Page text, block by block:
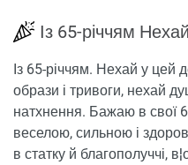
Із 65-річчям
Із 65-річчям. Нехай у цей
образи і тривоги, нехай
натхнення. Бажаю в свої
веселою, сильною і
в статку й благополуччі,